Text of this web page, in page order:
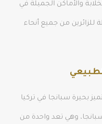
والأماكن الجميلة في
من جميع أنحاء
بحيرة سبانجا في تركيا
وهي تعد واحدة من